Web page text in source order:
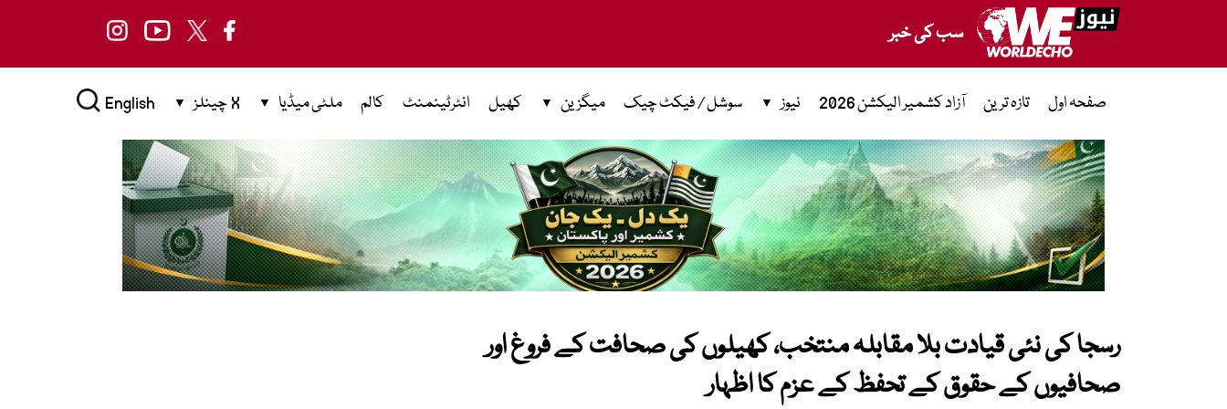
سب کی خبر
صفحہ اول تازہ ترین آزاد کشمیر الیکشن 2026 نیوز سوشل / فیکٹ چیک میگزین کھیل انٹرٹینمنٹ کالم ملٹی میڈیا X چینلز English
رسجا کی نئی قیادت بلا مقابلہ منتخب، کھیلوں کی صحافت کے فروغ اور
صحافیوں کے حقوق کے تحفظ کے عزم کا اظہار